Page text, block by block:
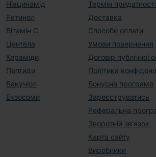
Ніацинамід
Ретинол
Вітамін С
Центела
Кераміди
Пептиди
Бакучіол
Екзосоми
Термін
Доставка
Способи оплати
Умови повернення
Договір публічної
Політика
Бонусна програма
Зареєструватись
Реферальна
Зворотній зв’язок
Карта сайту
Виробники